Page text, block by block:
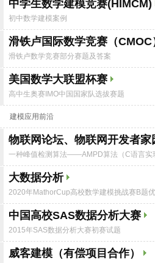
中学生数学建模竞赛(HIMCM)
初中数学建模案例
滑铁卢国际数学竞赛（CMOC
滑铁卢数学竞赛部分赛题及答案
美国数学大联盟杯赛
高中生奥赛IMO中国国家队选拔赛题
建模应用前沿
物联网论坛、物联网开发者家
一种峰值检测算法——AMPD算法（C语言实
大数据分析
2020年MathorCup高校数学建模挑战赛B题
中国高校SAS数据分析大赛
2015年SAS数据分析大赛初赛试题
威客建模（有偿项目合作）